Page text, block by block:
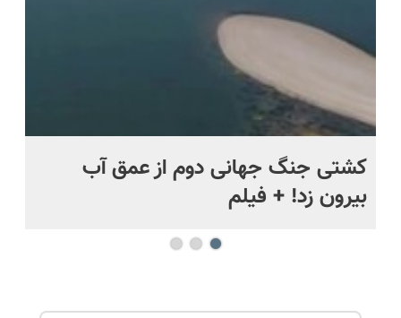
کشتی‌ جنگ جهانی دوم از عمق آب
بیرون زد! + فیلم